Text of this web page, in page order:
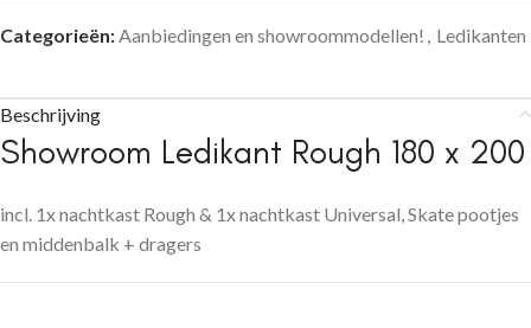
Categorieën:Aanbiedingen en showroommodellen! , Ledikanten
Beschrijving
Showroom Ledikant Rough 180 x 200
incl. 1x nachtkast Rough & 1x nachtkast Universal, Skate pootjes
en middenbalk + dragers